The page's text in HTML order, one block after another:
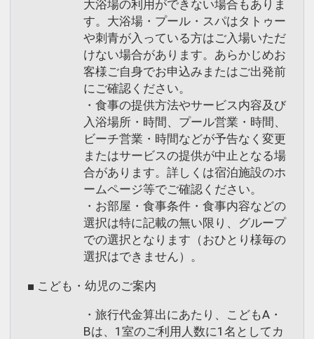
大浴場の利用ができない場合もありま
す。大浴場・プール・スパはタトゥー
や刺青が入っている方はご入場いただ
けない場合があります。あらかじめお
客様ご自身でお申込みまたはご出発前
にご確認ください。
・食事の提供方法やサービス内容及び
入浴場所・時間、プール営業・時間、
ビーチ営業・時間などが予告なく変更
またはサービスの提供が中止となる場
合があります。詳しくは宿泊施設のホ
ームページ等でご確認ください。
・お部屋・食事条件・食事内容などの
選択は特に記載の無い限り、グループ
での選択となります（おひとり様毎の
選択はできません）。
■ こども・幼児のご案内
・旅行代金算出にあたり、こどもA・
Bは、1室のご利用人数に1名としてカ